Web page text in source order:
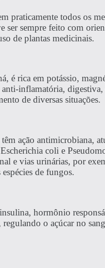
praticamente todos os
ser sempre feito com
de plantas medicinais.
é rica em potássio,
inflamatória,
de diversas situações.
ação antimicrobiana,
coli e
e vias urinárias, por
de fungos.
hormônio
o açúcar no